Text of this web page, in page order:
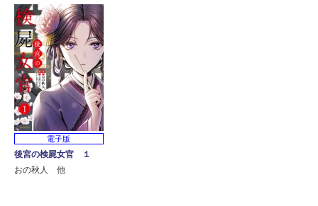
電子版
後宮の検屍女官 １
おの秋人 他